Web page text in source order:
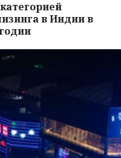
в Индии в